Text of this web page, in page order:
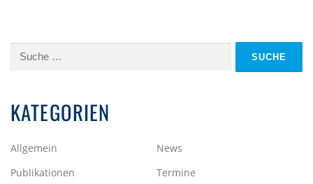
Suche
KATEGORIEN
Allgemein
News
Publikationen
Termine